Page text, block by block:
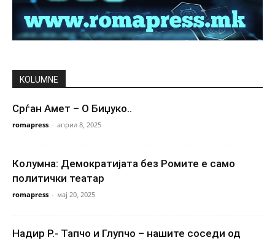
KOLUMNE
Срѓан Амет – О Биџуко..
romapress - април 8, 2025
Колумна: Демократијата без Ромите е само
политички театар
romapress - мај 20, 2025
Надир Р.- Тапчо и Глупчо – нашите соседи од